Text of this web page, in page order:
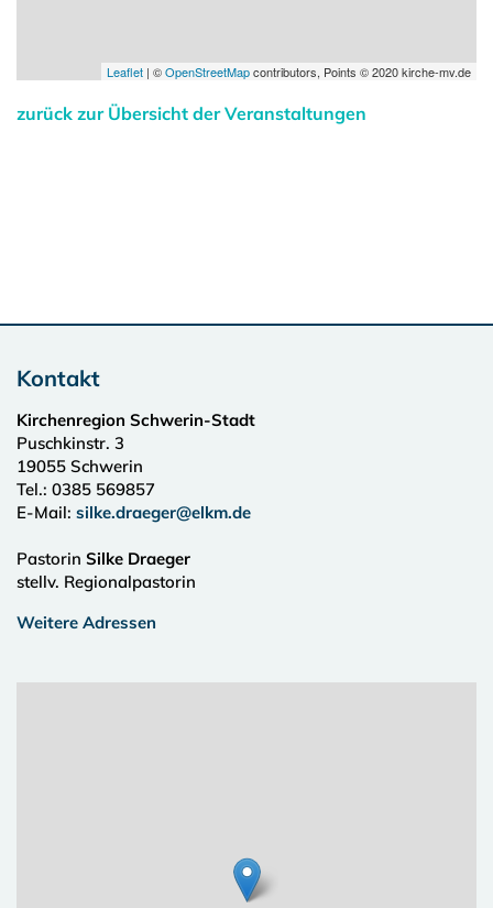
Leaflet | ©OpenStreetMapcontributors, Points © 2020 kirche-mv.de
zurück zur Übersicht der Veranstaltungen
Kontakt
Kirchenregion Schwerin-Stadt
Puschkinstr. 3
19055 Schwerin
Tel.: 0385 569857
E-Mail: silke.draeger@elkm.de
Pastorin Silke Draeger
stellv. Regionalpastorin
Weitere Adressen